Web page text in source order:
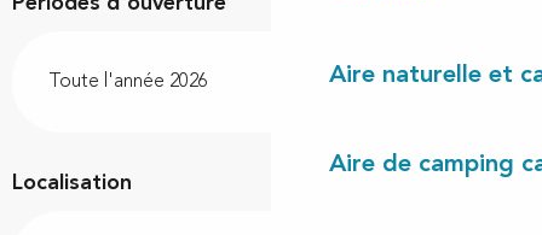
Aire naturelle et
Aire de camping
Toute l'année 2026
Localisation